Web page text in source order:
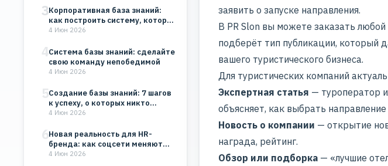
3Корпоративная база знаний:
как построить систему, которая
будет работать на…
4 Июн 2026
4Система базы знаний: сделайте
свою команду непобедимой
4 Июн 2026
5Создание базы знаний: 7 шагов
к успеху, о которых никто…
4 Июн 2026
6Новая реальность для HR-
бренда: как соцсети меняют
восприятие компании
4 Июн 2026
заявить о запуске направления.
В PR Slon вы можете заказать
подберёт тип публикации, который
вашего туристического бизнеса.
Для туристических компаний
Экспертная статья — туроператор
объясняет, как выбрать
Новость о компании — открытие
награда, рейтинг.
Обзор или подборка — «лучшие